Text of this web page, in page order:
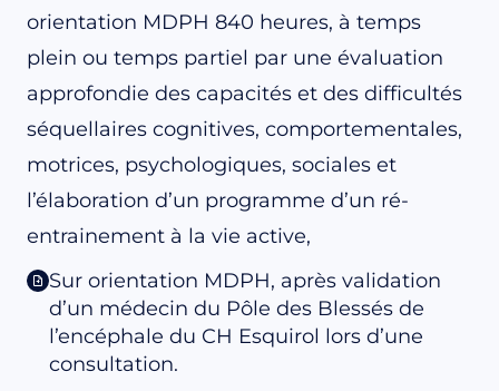
orientation MDPH 840 heures, à temps
plein ou temps partiel par une évaluation
approfondie des capacités et des difficultés
séquellaires cognitives, comportementales,
motrices, psychologiques, sociales et
l’élaboration d’un programme d’un ré-
entrainement à la vie active,
Sur orientation MDPH, après validation
d’un médecin du Pôle des Blessés de
l’encéphale du CH Esquirol lors d’une
consultation.